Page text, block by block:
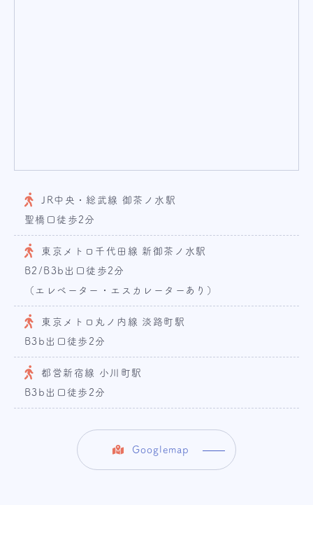
JR中央・総武線 御茶ノ水駅
聖橋口徒歩2分
東京メトロ千代田線 新御茶ノ水駅
B2/B3b出口徒歩2分
（エレベーター・エスカレーターあり）
東京メトロ丸ノ内線 淡路町駅
B3b出口徒歩2分
都営新宿線 小川町駅
B3b出口徒歩2分
Googlemap